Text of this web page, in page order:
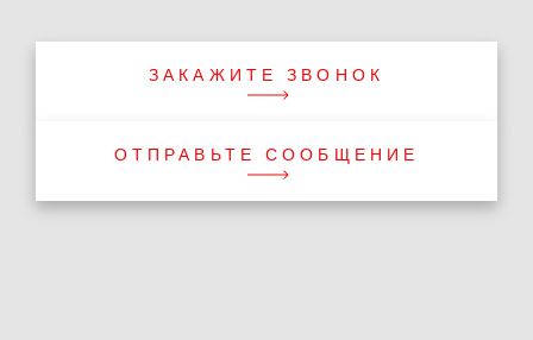
ЗАКАЖИТЕ ЗВОНОК
ОТПРАВЬТЕ СООБЩЕНИЕ